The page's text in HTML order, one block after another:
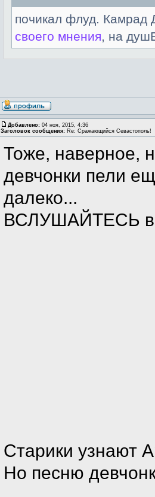
почикал флуд. Камрад
своего мнения, на
Добавлено: 04 ноя, 2015, 4:36
Заголовок сообщения: Re: Сражающийся Севастополь!
Тоже, наверное,
девчонки пели
далеко...
ВСЛУШАЙТЕСЬ в
Старики узнают
Но песню